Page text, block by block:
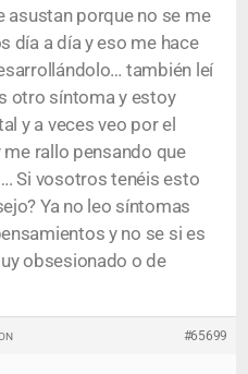
porque no se me
día a día y eso me hace
también leí
otro síntoma y estoy
y a veces veo por el
rallo pensando que
Si vosotros tenéis esto
Ya no leo síntomas
y no se si es
obsesionado o de
#65699